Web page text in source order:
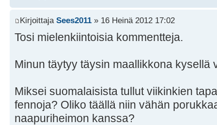
Kirjoittaja Sees2011 » 16 Heinä 2012 17:02
Tosi mielenkiintoisia kommentteja.
Minun täytyy täysin maallikkona kysellä
Miksei suomalaisista tullut viikinkien
fennoja? Oliko täällä niin vähän
naapuriheimon kanssa?